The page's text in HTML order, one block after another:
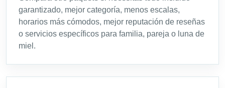
garantizado, mejor categoría, menos escalas,
horarios más cómodos, mejor reputación de reseñas
o servicios específicos para familia, pareja o luna de
miel.